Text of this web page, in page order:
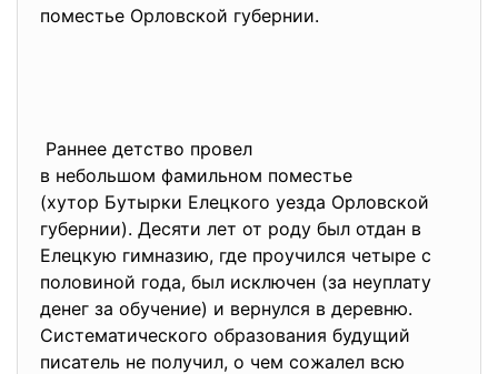
поместье Орловской губернии.
Раннее детство провел
в небольшом фамильном поместье
(хутор Бутырки Елецкого уезда Орловской
губернии). Десяти лет от роду был отдан в
Елецкую гимназию, где проучился четыре с
половиной года, был исключен (за неуплату
денег за обучение) и вернулся в деревню.
Систематического образования будущий
писатель не получил, о чем сожалел всю